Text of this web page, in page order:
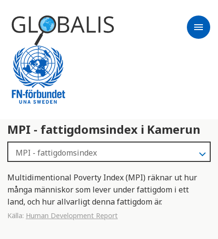
menu
MPI - fattigdomsindex i Kamerun
Multidimentional Poverty Index (MPI) räknar ut hur
många människor som lever under fattigdom i ett
land, och hur allvarligt denna fattigdom är.
Källa: Human Development Report